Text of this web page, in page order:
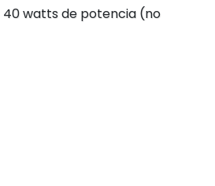
40 watts de potencia (no